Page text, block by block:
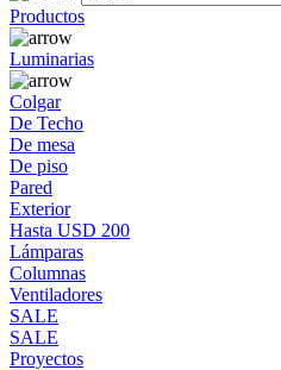
Productos
Luminarias
Colgar
De Techo
De mesa
De piso
Pared
Exterior
Hasta USD 200
Lámparas
Columnas
Ventiladores
SALE
SALE
Proyectos